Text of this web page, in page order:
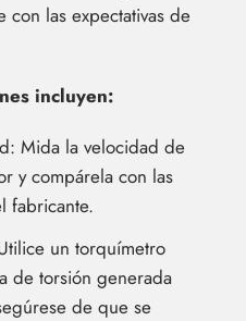
con las expectativas de
incluyen:
Mida la velocidad de
y compárela con las
fabricante.
un torquímetro
de torsión generada
de que se